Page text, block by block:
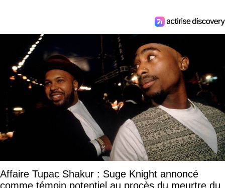
Affaire Tupac Shakur : Suge Knight annoncé
comme témoin potentiel au procès du meurtre du